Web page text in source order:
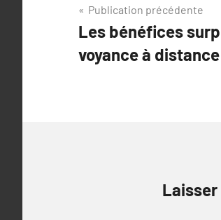
Navigation
de
l’article
Publication précédente
Les bénéfices
voyance à distance